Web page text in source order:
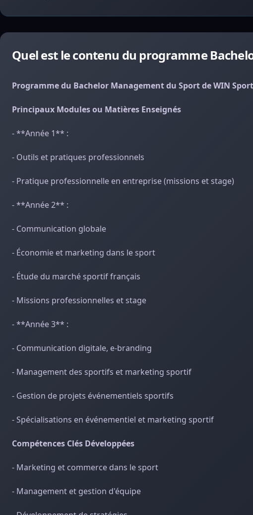
Quel est le contenu du programme
Programme du Bachelor Management du Sport de WIN
Principaux Modules ou Matières Enseignés
- **Année 1** :
- Outils et pratiques professionnels
- Pratique professionnelle en entreprise (missions et stage)
- **Année 2** :
- Communication globale
- Économie et marketing dans le sport
- Étude du marché sportif français
- Missions professionnelles et stage
- **Année 3** :
- Communication digitale, e-branding
- Management des sportifs et marketing sportif
- Gestion de projets événementiels sportifs
- Spécialisations en événementiel et marketing sportif
Compétences Clés Développées
- Marketing et commerce dans le sport
- Management et gestion d'équipe